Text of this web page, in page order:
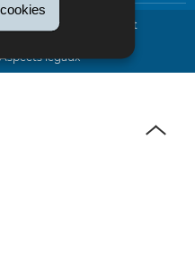
Newsletter Contact
Aspects légaux
de